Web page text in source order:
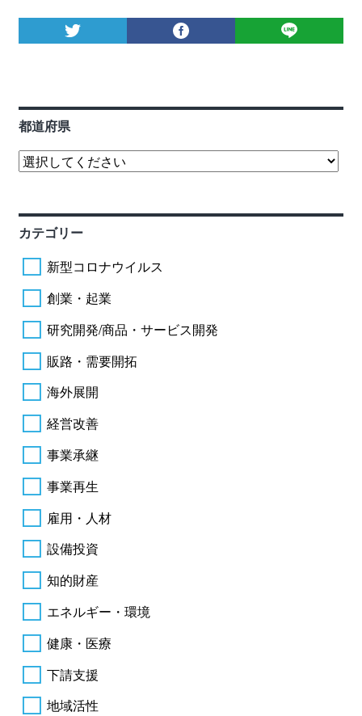
都道府県
カテゴリー
新型コロナウイルス
創業・起業
研究開発/商品・サービス開発
販路・需要開拓
海外展開
経営改善
事業承継
事業再生
雇用・人材
設備投資
知的財産
エネルギー・環境
健康・医療
下請支援
地域活性